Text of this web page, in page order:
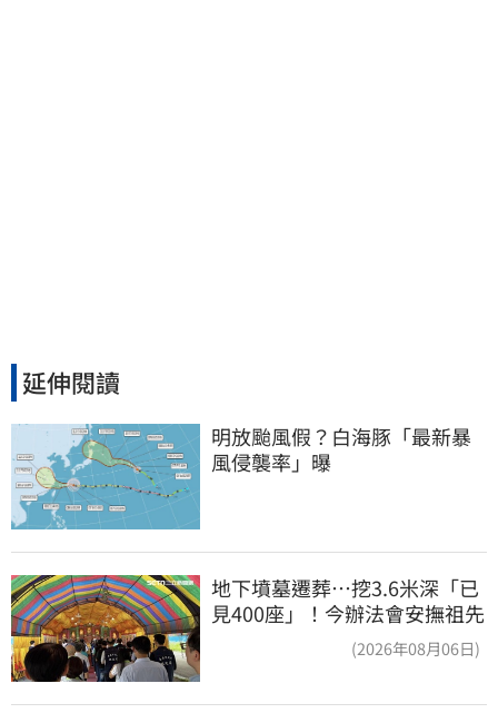
延伸閱讀
明放颱風假？白海豚「最新暴
風侵襲率」曝
地下墳墓遷葬…挖3.6米深「已
見400座」！今辦法會安撫祖先
(2026年08月06日)